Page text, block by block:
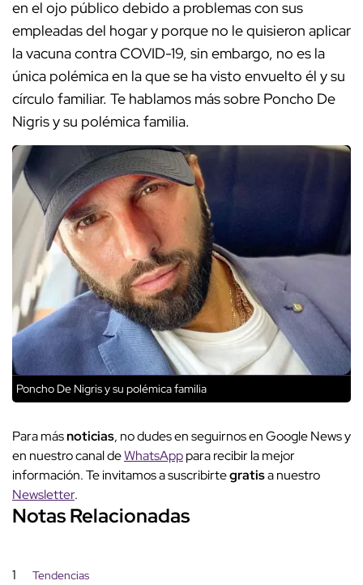
en el ojo público debido a problemas con sus
empleadas del hogar y porque no le quisieron aplicar
la vacuna contra COVID-19, sin embargo, no es la
única polémica en la que se ha visto envuelto él y su
círculo familiar. Te hablamos más sobre Poncho De
Nigris y su polémica familia.
Poncho De Nigris y su polémica familia
Para másnoticias, no dudes en seguirnos en Google News y
en nuestro canal deWhatsApppara recibir la mejor
información. Te invitamos a suscribirtegratisa nuestro
Newsletter.
Notas Relacionadas
1 Tendencias